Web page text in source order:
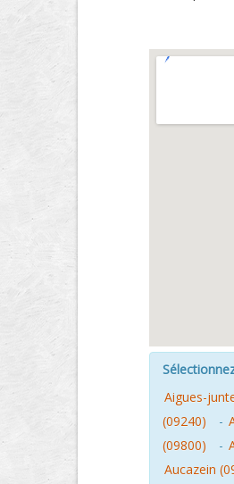
Aigues-
(09240)
-
(09800)
-
Aucazein